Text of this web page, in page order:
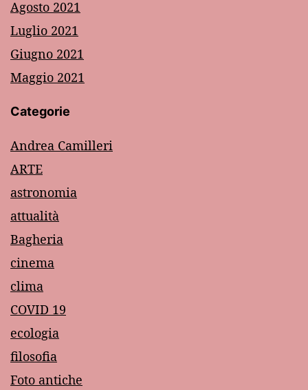
Agosto 2021
Luglio 2021
Giugno 2021
Maggio 2021
Categorie
Andrea Camilleri
ARTE
astronomia
attualità
Bagheria
cinema
clima
COVID 19
ecologia
filosofia
Foto antiche